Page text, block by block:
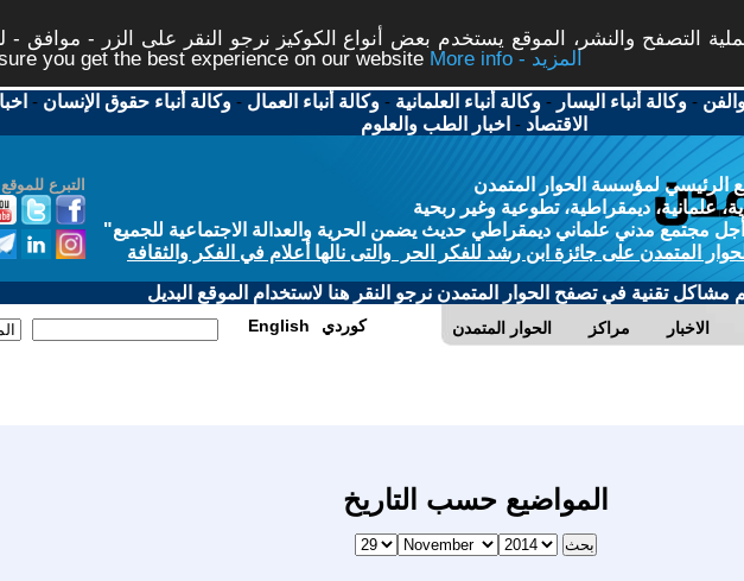
التصفح والنشر، الموقع يستخدم بعض أنواع الكوكيز نرجو النقر على الزر - موافق -
you get the best experience on our website
More info - المزيد
-وكالة أنباء اليسار -وكالة أنباء العلمانية -وكالة أنباء العمال -وكالة أنباء حقوق الإنسان -
الاقتصاد - اخبار الطب والعلوم
التبرع
الرئيسي لمؤسسة الحوار المتمدن
علمانية، ديمقراطية، تطوعية وغير ربحية
مجتمع مدني علماني ديمقراطي حديث يضمن الحرية والعدالة الاجتماعية للجميع"
المتمدن على جائزة ابن رشد للفكر الحر والتى نالها أعلام في الفكر والثقافة
مشاكل تقنية في تصفح الحوار المتمدن نرجو النقر هنا لاستخدام الموقع البديل
الحوار المتمدن مراكز الاخبار English كوردي
المواضيع حسب التاريخ